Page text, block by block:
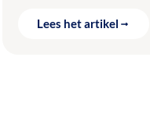
Lees het artikel